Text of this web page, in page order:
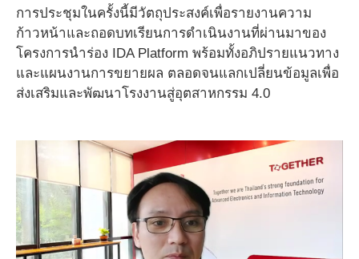
การประชุมในครั้งนี้มีวัตถุประสงค์เพื่อรายงานความ
ก้าวหน้าและถอดบทเรียนการดำเนินงานที่ผ่านมาของ
โครงการนำร่อง IDA Platform พร้อมทั้งอภิปรายแนวทาง
และแผนงานการขยายผล ตลอดจนแลกเปลี่ยนข้อมูลเพื่อ
ส่งเสริมและพัฒนาโรงงานสู่อุตสาหกรรม 4.0